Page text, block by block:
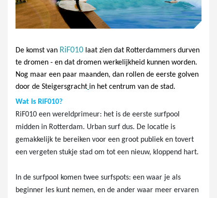
De komst van RiF010 laat zien dat Rotterdammers durven
te dromen - en dat dromen werkelijkheid kunnen worden.
Nog maar een paar maanden, dan rollen de eerste golven
door de Steigersgracht in het centrum van de stad.
Wat is RiF010?
RiF010 een wereldprimeur: het is de eerste surfpool
midden in Rotterdam. Urban surf dus. De locatie is
gemakkelijk te bereiken voor een groot publiek en tovert
een vergeten stukje stad om tot een nieuw, kloppend hart.
In de surfpool komen twee surfspots: een waar je als
beginner les kunt nemen, en de ander waar meer ervaren